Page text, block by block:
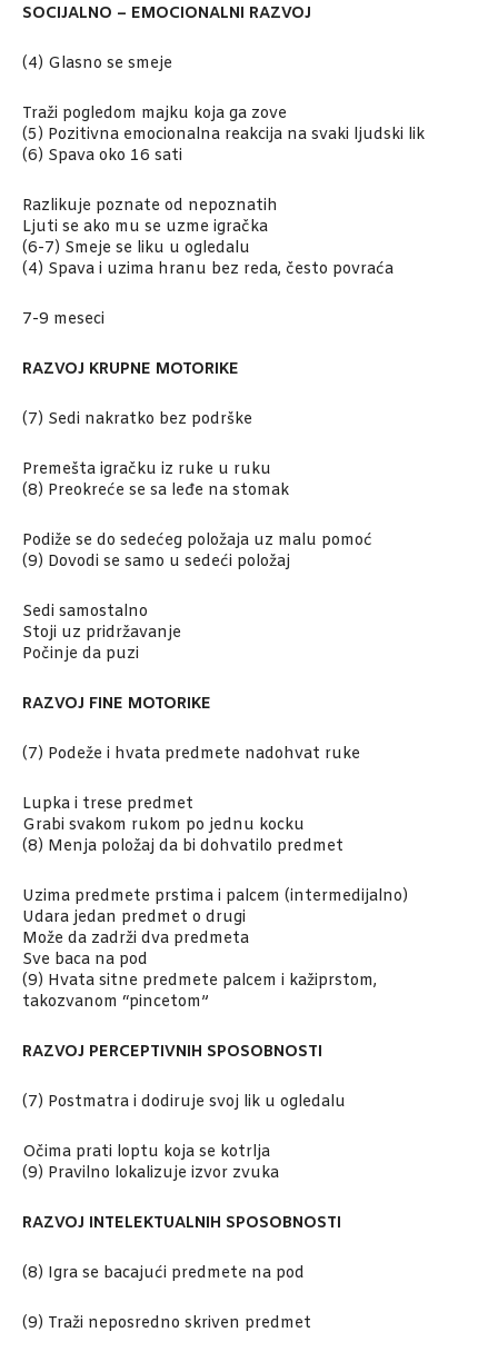
SOCIJALNO – EMOCIONALNI RAZVOJ
(4) Glasno se smeje
Traži pogledom majku koja ga zove
(5) Pozitivna emocionalna reakcija na svaki ljudski lik
(6) Spava oko 16 sati
Razlikuje poznate od nepoznatih
Ljuti se ako mu se uzme igračka
(6-7) Smeje se liku u ogledalu
(4) Spava i uzima hranu bez reda, često povraća
7-9 meseci
RAZVOJ KRUPNE MOTORIKE
(7) Sedi nakratko bez podrške
Premešta igračku iz ruke u ruku
(8) Preokreće se sa leđe na stomak
Podiže se do sedećeg položaja uz malu pomoć
(9) Dovodi se samo u sedeći položaj
Sedi samostalno
Stoji uz pridržavanje
Počinje da puzi
RAZVOJ FINE MOTORIKE
(7) Podeže i hvata predmete nadohvat ruke
Lupka i trese predmet
Grabi svakom rukom po jednu kocku
(8) Menja položaj da bi dohvatilo predmet
Uzima predmete prstima i palcem (intermedijalno)
Udara jedan predmet o drugi
Može da zadrži dva predmeta
Sve baca na pod
(9) Hvata sitne predmete palcem i kažiprstom,
takozvanom “pincetom”
RAZVOJ PERCEPTIVNIH SPOSOBNOSTI
(7) Postmatra i dodiruje svoj lik u ogledalu
Očima prati loptu koja se kotrlja
(9) Pravilno lokalizuje izvor zvuka
RAZVOJ INTELEKTUALNIH SPOSOBNOSTI
(8) Igra se bacajući predmete na pod
(9) Traži neposredno skriven predmet